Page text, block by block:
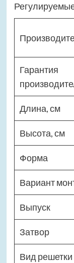
Гарантия
Длина, см
Высота, см
Форма
Вариант
Выпуск
Затвор
Вид решетки